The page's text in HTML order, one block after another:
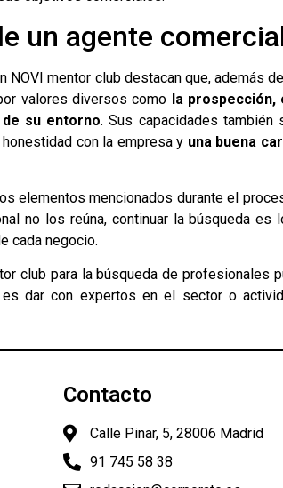
un agente
mentor club destacan que, además
valores diversos como la
su entorno. Sus capacidades también
con la empresa y una buena
elementos mencionados durante el
no los reúna, continuar la búsqueda es
cada negocio.
club para la búsqueda de profesionales
dar con expertos en el sector o
Contacto
Calle Pinar, 5, 28006 Madrid
91 745 58 38